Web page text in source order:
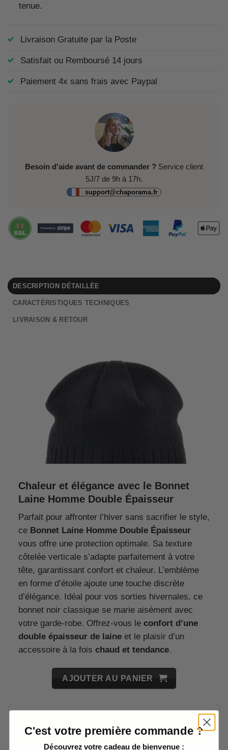
tenue.
Livraison Gratuite par la Poste
Satisfait ou Remboursé 14 jours
Paiement 4x sans frais avec Paypal
Besoin d'aide avant de commander ? Service client
5J/7 de 9h à 17h.
support@chaporama.fr
DESCRIPTION DÉTAILLÉE
CARACTÉRISTIQUES TECHNIQUES
LIVRAISON & RETOUR
Chaleur et élégance avec le Bonnet
Laine Homme Double Épaisseur
Parfait pour affronter l’hiver sans sacrifier le style,
ce Bonnet Laine Homme Double Épaisseur
vous offre une protection optimale. Sa texture
côtelée verticale s’adapte parfaitement à votre
tête, garantissant confort et chaleur. L’emblème
en forme d’étoile ajoute une touche discrète
d’élégance. Idéal pour vos sorties hivernales, ce
bonnet noir classique se marie aisément avec
votre garde-robe. Offrez-vous le confort d’une
double épaisseur de laineet le plaisir d’un
accessoire à la fois chaud et tendance.
AJOUTER AU PANIER
C'est votre première commande ?
Découvrez votre cadeau de bienvenue :